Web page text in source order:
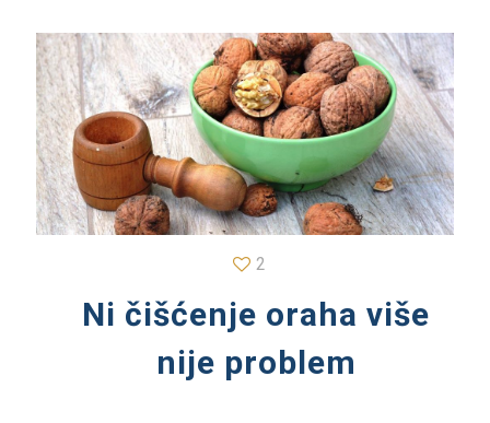
2
Ni čišćenje oraha više
nije problem